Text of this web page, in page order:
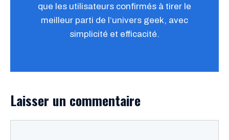
que les utilisateurs confirmés à tirer le
meilleur parti de l’univers geek, avec
simplicité et efficacité.
Laisser un commentaire